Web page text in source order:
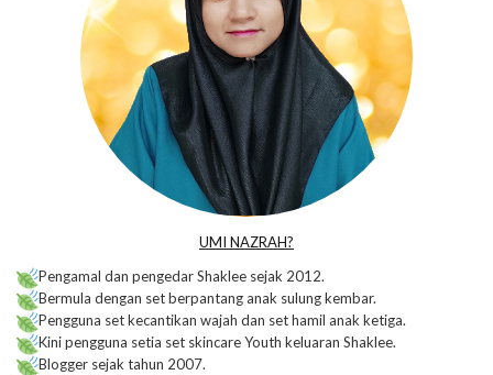
UMI NAZRAH?
Pengamal dan pengedar Shaklee sejak 2012.
Bermula dengan set berpantang anak sulung kembar.
Pengguna set kecantikan wajah dan set hamil anak ketiga.
Kini pengguna setia set skincare Youth keluaran Shaklee.
Blogger sejak tahun 2007.